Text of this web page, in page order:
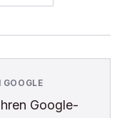
GOOGLE
Google-